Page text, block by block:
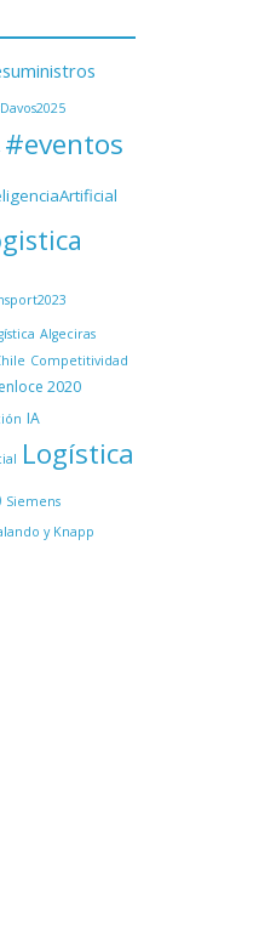
#eventos
Algeciras
Competitividad
enloce 2020
IA
Logística
Siemens
y Knapp